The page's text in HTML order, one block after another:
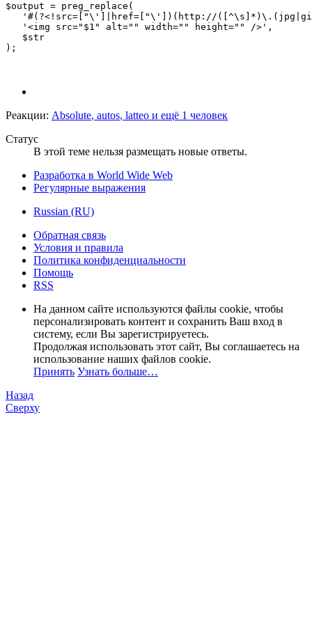
$output = preg_replace(
'#(?<!src=["\']|href=["\'])(http://
   '<img src="$1" alt="" width="" height="" />',
   $str
);
Реакции: Absolute, autos, latteo и ещё 1 человек
Статус
В этой теме нельзя размещать новые ответы.
Разработка в World Wide Web
Регулярные выражения
Russian (RU)
Обратная связь
Условия и правила
Политика конфиденциальности
Помощь
RSS
На данном сайте используются файлы cookie, чтобы
персонализировать контент и сохранить Ваш вход в
систему, если Вы зарегистрируетесь.
Продолжая использовать этот сайт, Вы соглашаетесь на
использование наших файлов cookie.
Принять Узнать больше…
Назад
Сверху